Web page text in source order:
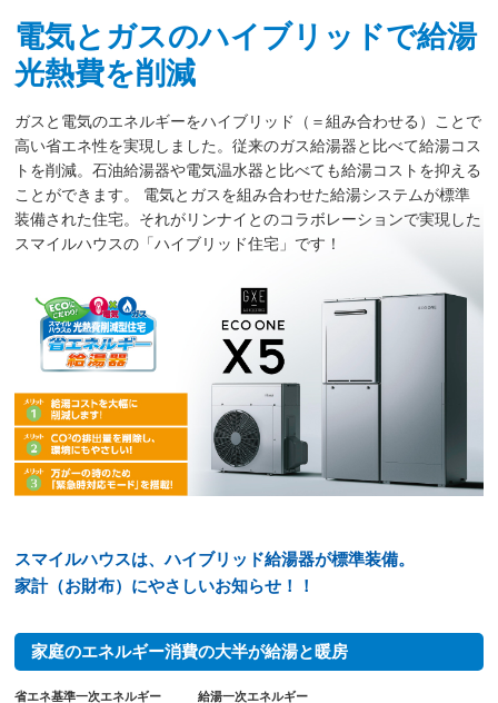
電気とガスのハイブリッドで給湯
光熱費を削減
ガスと電気のエネルギーをハイブリッド（＝組み合わせる）ことで
高い省エネ性を実現しました。従来のガス給湯器と比べて給湯コス
トを削減。石油給湯器や電気温水器と比べても給湯コストを抑える
ことができます。 電気とガスを組み合わせた給湯システムが標準
装備された住宅。それがリンナイとのコラボレーションで実現した
スマイルハウスの「ハイブリッド住宅」です！
スマイルハウスは、ハイブリッド給湯器が標準装備。
家計（お財布）にやさしいお知らせ！！
家庭のエネルギー消費の大半が給湯と暖房
省エネ基準一次エネルギー
給湯一次エネルギー